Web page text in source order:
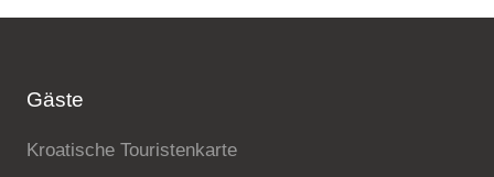
Gäste
Kroatische Touristenkarte